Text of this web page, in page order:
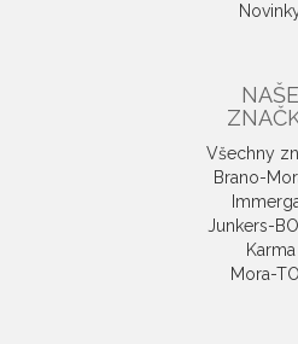
NAŠE
Všechny
Brano-
Junkers-
Karma
Mora-